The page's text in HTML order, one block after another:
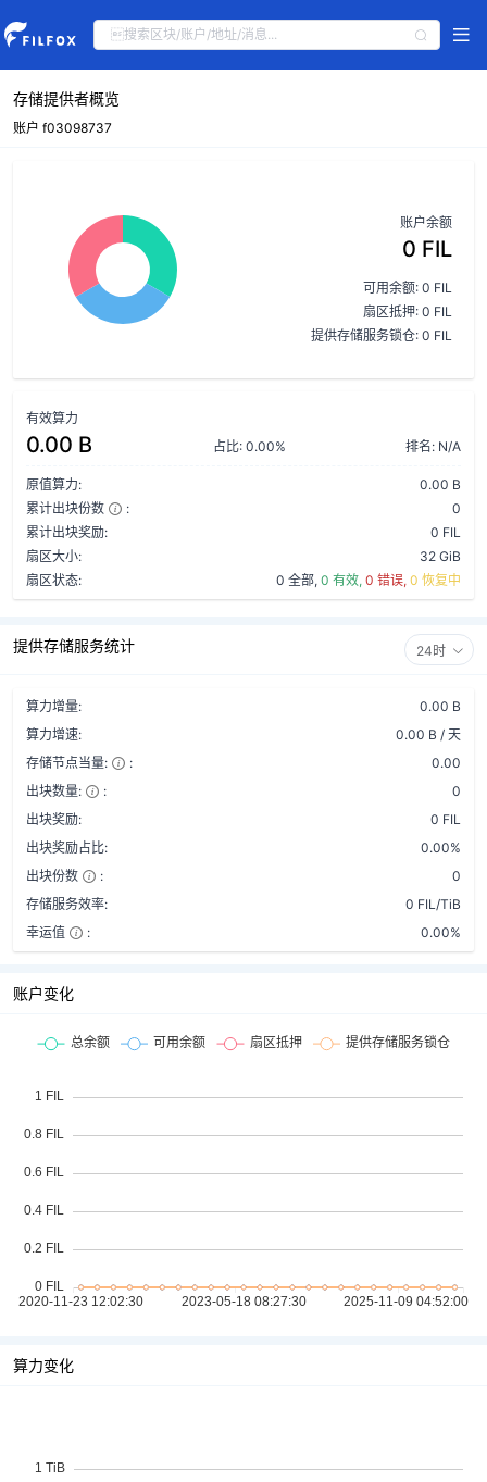
存储提供者概览
账户 f03098737
账户余额
0 FIL
可用余额: 0 FIL
扇区抵押: 0 FIL
提供存储服务锁仓: 0 FIL
有效算力
0.00 B 占比: 0.00% 排名: N/A
原值算力:
0.00 B
累计出块份数
:
0
累计出块奖励:
0 FIL
扇区大小:
32 GiB
扇区状态:
0 全部, 0 有效, 0 错误, 0 恢复中
提供存储服务统计 24时
算力增量:
0.00 B
算力增速:
0.00 B / 天
存储节点当量:
:
0.00
出块数量:
:
0
出块奖励:
0 FIL
出块奖励占比:
0.00%
出块份数
:
0
存储服务效率:
0 FIL/TiB
幸运值
: 0.00%
账户变化
算力变化